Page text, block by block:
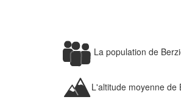
La population de
L'altitude moyenne de